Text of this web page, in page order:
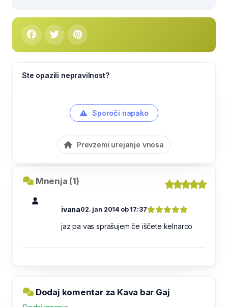
Ste opazili nepravilnost?
Sporoči napako
Prevzemi urejanje vnosa
Mnenja (1)
ivana02. jan 2014 ob 17:37
jaz pa vas sprašujem če iščete kelnarco
Dodaj komentar za Kava bar Gaj